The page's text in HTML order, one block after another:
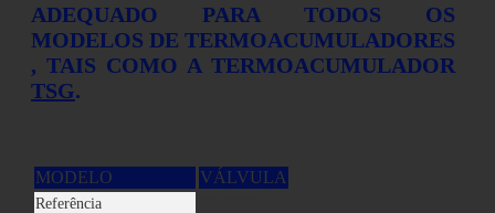
ADEQUADO PARA TODOS OS
MODELOS DE TERMOACUMULADORES
, TAIS COMO A TERMOACUMULADOR
TSG.
MODELO VÁLVULA
Referência